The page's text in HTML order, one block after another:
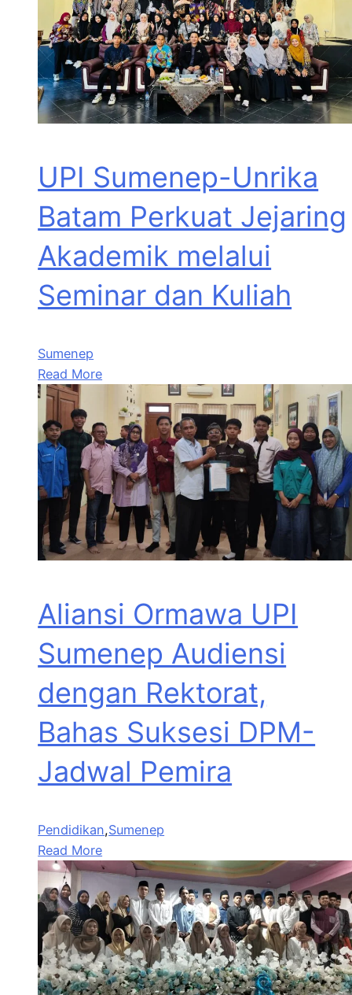
UPI Sumenep-Unrika
Batam Perkuat Jejaring
Akademik melalui
Seminar dan Kuliah
Sumenep
Read More
Aliansi Ormawa UPI
Sumenep Audiensi
dengan Rektorat,
Bahas Suksesi DPM-
Jadwal Pemira
Pendidikan,Sumenep
Read More